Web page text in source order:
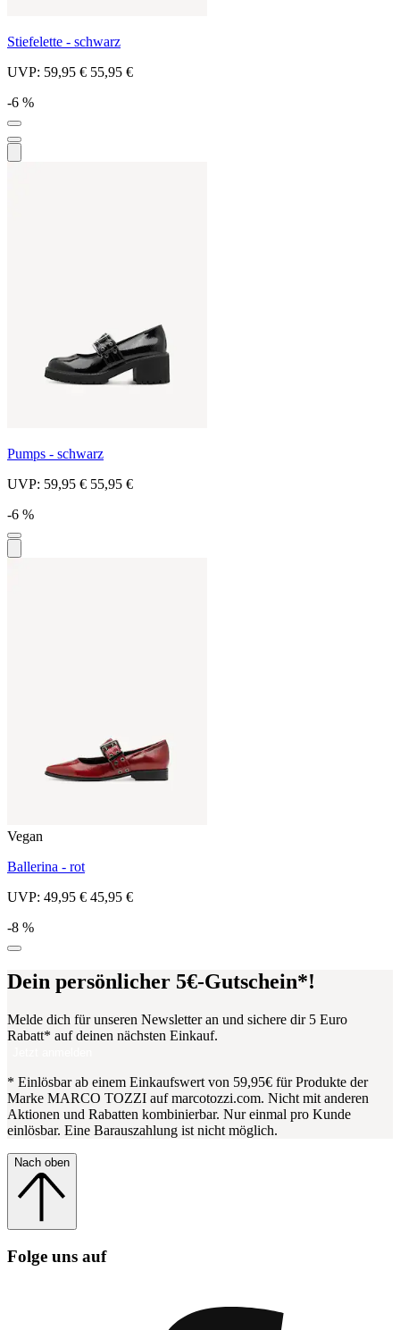
Stiefelette - schwarz
UVP: 59,95 € 55,95 €
-6 %
Pumps - schwarz
UVP: 59,95 € 55,95 €
-6 %
Vegan
Ballerina - rot
UVP: 49,95 € 45,95 €
-8 %
Dein persönlicher 5€-Gutschein*!
Melde dich für unseren Newsletter an und sichere dir 5 Euro
Rabatt* auf deinen nächsten Einkauf.
* Einlösbar ab einem Einkaufswert von 59,95€ für Produkte der
Marke MARCO TOZZI auf marcotozzi.com. Nicht mit anderen
Aktionen und Rabatten kombinierbar. Nur einmal pro Kunde
einlösbar. Eine Barauszahlung ist nicht möglich.
Nach oben
Folge uns auf